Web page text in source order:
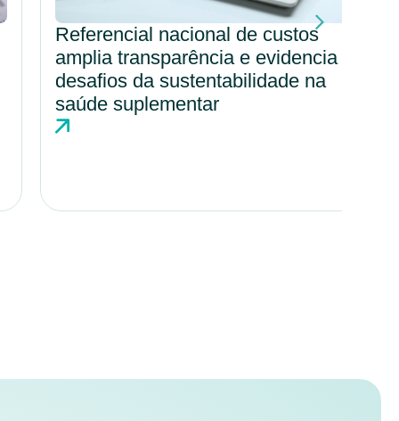
Referencial nacional de custos
amplia transparência e evidencia
desafios da sustentabilidade na
saúde suplementar